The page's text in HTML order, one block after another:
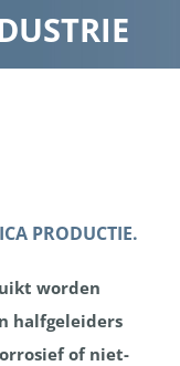
PRODUCTIE.
worden
halfgeleiders
of niet-